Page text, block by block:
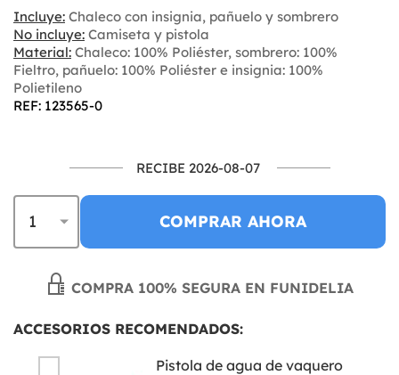
Incluye: Chaleco con insignia, pañuelo y sombrero
No incluye: Camiseta y pistola
Material: Chaleco: 100% Poliéster, sombrero: 100%
Fieltro, pañuelo: 100% Poliéster e insignia: 100%
Polietileno
REF: 123565-0
RECIBE 2026-08-07
COMPRAR AHORA
COMPRA 100% SEGURA EN FUNIDELIA
ACCESORIOS RECOMENDADOS:
Pistola de agua de vaquero